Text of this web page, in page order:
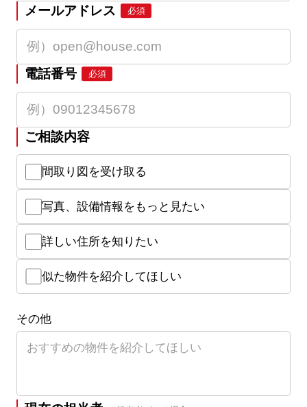
メールアドレス 必須
電話番号 必須
ご相談内容
間取り図を受け取る
写真、設備情報をもっと見たい
詳しい住所を知りたい
似た物件を紹介してほしい
その他